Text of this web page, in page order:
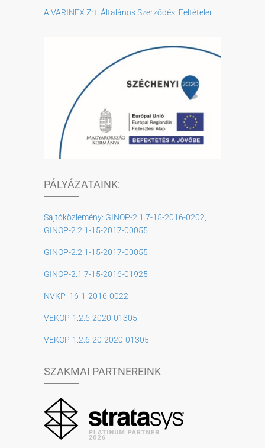
A VARINEX Zrt. Általános Szerződési Feltételei
PÁLYÁZATAINK:
Sajtóközlemény: GINOP-2.1.7-15-2016-0202,
GINOP-2.2.1-15-2017-00055
GINOP-2.2.1-15-2017-00055
GINOP-2.1.7-15-2016-01925
NVKP_16-1-2016-0022
VEKOP-1.2.6-2020-01305
VEKOP-1.2.6-20-2020-01305
SZAKMAI PARTNEREINK